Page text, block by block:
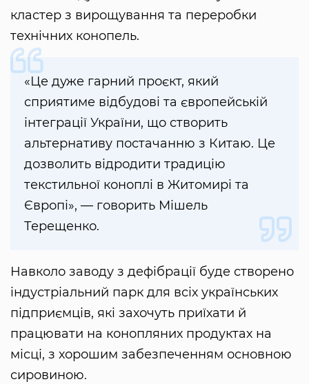
кластер з вирощування та переробки
технічних конопель.
«Це дуже гарний проєкт, який
сприятиме відбудові та європейській
інтеграції України, що створить
альтернативу постачанню з Китаю. Це
дозволить відродити традицію
текстильної коноплі в Житомирі та
Європі», — говорить Мішель
Терещенко.
Навколо заводу з дефібрації буде створено
індустріальний парк для всіх українських
підприємців, які захочуть приїхати й
працювати на конопляних продуктах на
місці, з хорошим забезпеченням основною
сировиною.